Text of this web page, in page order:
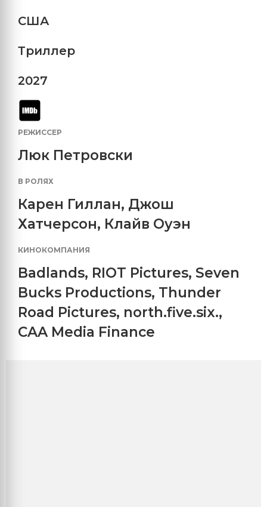
США
Триллер
2027
РЕЖИССЕР
Люк Петровски
В РОЛЯХ
Карен Гиллан, Джош
Хатчерсон, Клайв Оуэн
КИНОКОМПАНИЯ
Badlands, RIOT Pictures, Seven
Bucks Productions, Thunder
Road Pictures, north.five.six.,
CAA Media Finance